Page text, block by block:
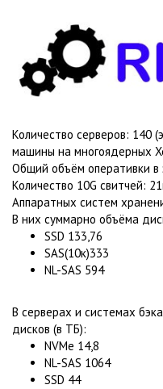
Количество серверов: 140
машины на многоядерных
Общий объём оперативки в
Количество 10G свитчей:
Аппаратных систем
В них суммарно объёма
SSD 133,76
SAS(10к)333
NL-SAS 594
В серверах и системах
дисков (в ТБ):
NVMe 14,8
NL-SAS 1064
SSD 44